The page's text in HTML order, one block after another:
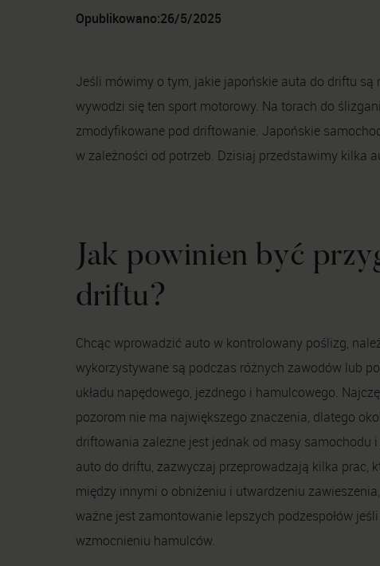
Opublikowano:26/5/2025
Jeśli mówimy o tym, jakie japońskie auta do driftu są
wywodzi się ten sport motorowy. Na torach do
zmodyfikowane pod driftowanie. Japońskie
w zależności od potrzeb. Dzisiaj przedstawimy kilka
Jak powinien być
driftu?
Chcąc wprowadzić auto w kontrolowany poślizg,
wykorzystywane są podczas różnych zawodów lub
układu napędowego, jezdnego i hamulcowego.
pozorom nie ma największego znaczenia, dlatego
driftowania zależne jest jednak od masy samochodu
auto do driftu, zazwyczaj przeprowadzają kilka
między innymi o obniżeniu i utwardzeniu
ważne jest zamontowanie lepszych podzespołów
wzmocnieniu hamulców.